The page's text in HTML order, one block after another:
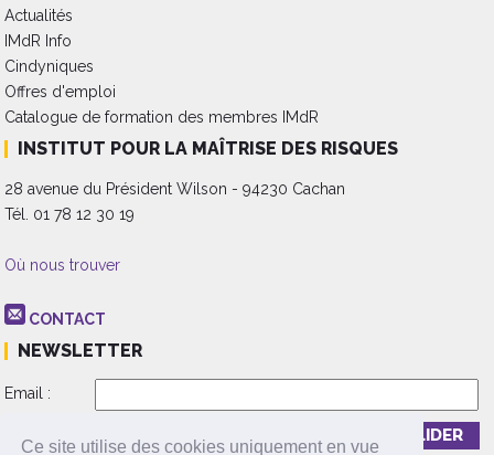
Ce site utilise des cookies uniquement en vue
Actualités
IMdR Info
Cindyniques
Offres d'emploi
Catalogue de formation des membres IMdR
INSTITUT POUR LA MAÎTRISE DES RISQUES
28 avenue du Président Wilson - 94230 Cachan
Tél. 01 78 12 30 19
Où nous trouver
CONTACT
NEWSLETTER
Email :